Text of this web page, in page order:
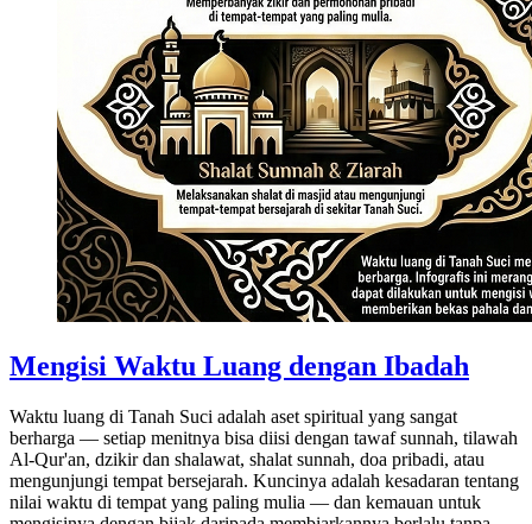
Mengisi Waktu Luang dengan Ibadah
Waktu luang di Tanah Suci adalah aset spiritual yang sangat
berharga — setiap menitnya bisa diisi dengan tawaf sunnah, tilawah
Al-Qur'an, dzikir dan shalawat, shalat sunnah, doa pribadi, atau
mengunjungi tempat bersejarah. Kuncinya adalah kesadaran tentang
nilai waktu di tempat yang paling mulia — dan kemauan untuk